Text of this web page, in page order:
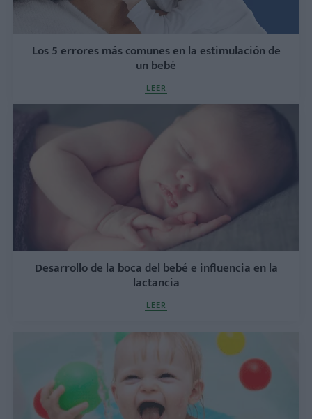
Los 5 errores más comunes en la estimulación de
un bebé
LEER
Desarrollo de la boca del bebé e influencia en la
lactancia
LEER